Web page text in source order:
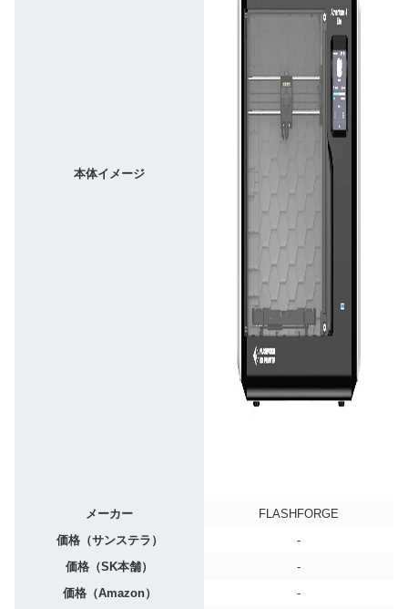
本体イメージ
メーカー
FLASHFORGE
価格（サンステラ）
-
価格（SK本舗）
-
価格（Amazon）
-